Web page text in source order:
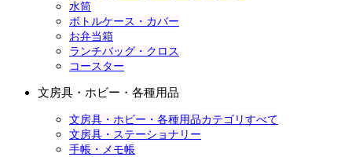
水筒
ボトルケース・カバー
お弁当箱
ランチバッグ・クロス
コースター
文房具・ホビー・各種用品
文房具・ホビー・各種用品カテゴリすべて
文房具・ステーショナリー
手帳・メモ帳